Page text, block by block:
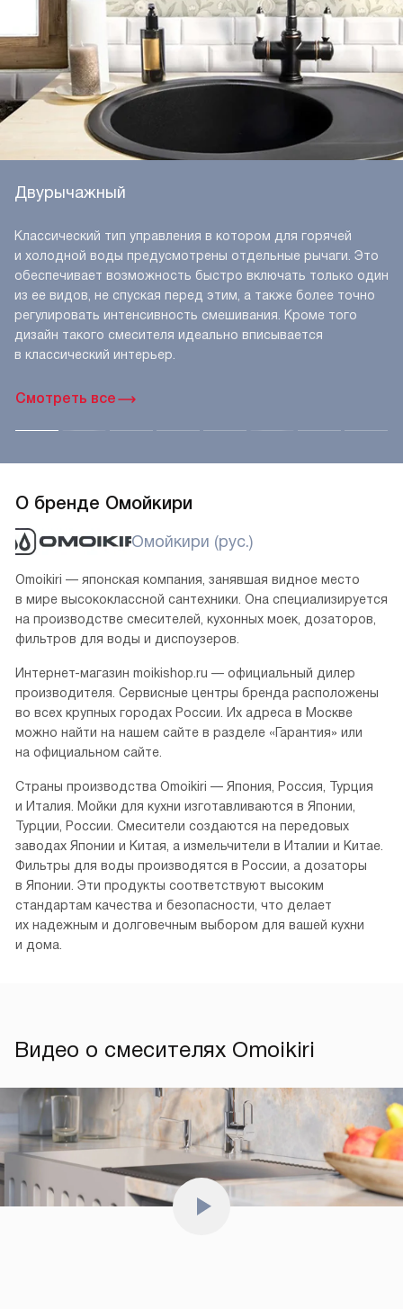
Смотреть все
Двурычажный
Классический тип управления в котором для горячей
и холодной воды предусмотрены отдельные рычаги. Это
обеспечивает возможность быстро включать только один
из ее видов, не спуская перед этим, а также более точно
регулировать интенсивность смешивания. Кроме того
дизайн такого смесителя идеально вписывается
в классический интерьер.
О бренде Омойкири
Омойкири (рус.)
Omoikiri — японская компания, занявшая видное место
в мире высококлассной сантехники. Она специализируется
на производстве смесителей, кухонных моек, дозаторов,
фильтров для воды и диспоузеров.
Интернет-магазин moikishop.ru — официальный дилер
производителя. Сервисные центры бренда расположены
во всех крупных городах России. Их адреса в Москве
можно найти на нашем сайте в разделе «Гарантия» или
на официальном сайте.
Страны производства Omoikiri — Япония, Россия, Турция
и Италия. Мойки для кухни изготавливаются в Японии,
Турции, России. Смесители создаются на передовых
заводах Японии и Китая, а измельчители в Италии и Китае.
Фильтры для воды производятся в России, а дозаторы
в Японии. Эти продукты соответствуют высоким
стандартам качества и безопасности, что делает
их надежным и долговечным выбором для вашей кухни
и дома.
Видео о смесителях Omoikiri